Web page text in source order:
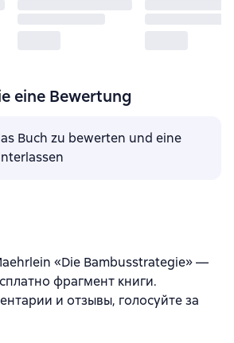
eine Bewertung
Buch zu bewerten und eine
«Die Bambusstrategie» —
фрагмент книги.
и отзывы, голосуйте за